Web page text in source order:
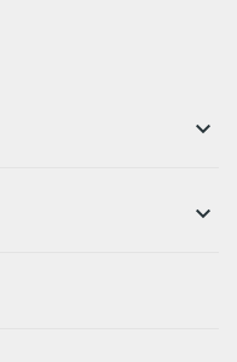
keyboard_arrow_down
keyboard_arrow_down